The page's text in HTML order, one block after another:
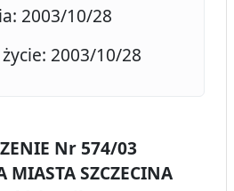
2003/10/28
2003/10/28
Nr 574/03
MIASTA SZCZECINA